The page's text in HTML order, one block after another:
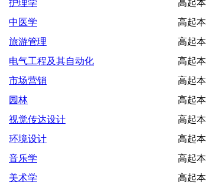
护理学
高起本
中医学
高起本
旅游管理
高起本
电气工程及其自动化
高起本
市场营销
高起本
园林
高起本
视觉传达设计
高起本
环境设计
高起本
音乐学
高起本
美术学
高起本